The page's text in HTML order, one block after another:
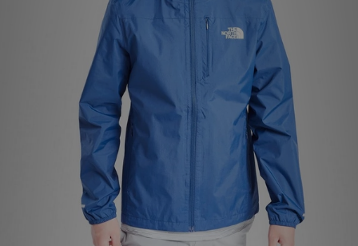
LOCALIZADOR DE LOJAS
MENSAGENS